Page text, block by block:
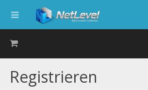
Registrieren